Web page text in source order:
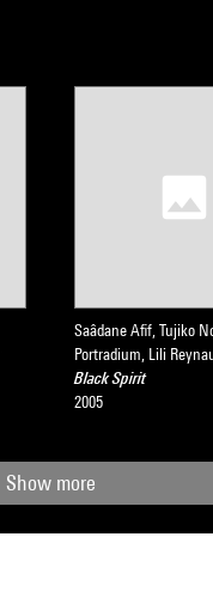
Saâdane Afif, Tujiko
Portradium, Lili
Black Spirit
2005
Show more